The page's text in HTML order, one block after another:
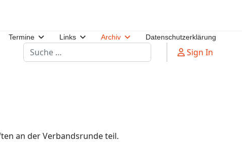
Termine Links Archiv Datenschutzerklärung
Suchen Sign In
an der Verbandsrunde teil.